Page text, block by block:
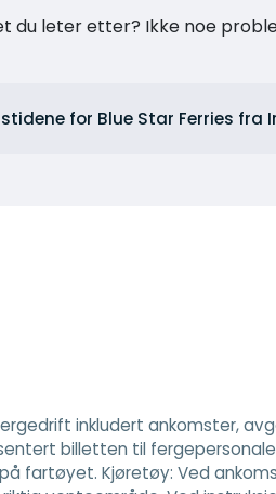
du leter etter? Ikke noe
for Blue Star Ferries fra
inkludert ankomster,
billetten til
fartøyet. Kjøretøy: Ved